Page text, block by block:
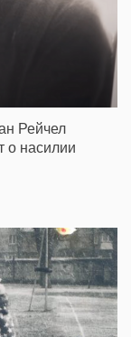
Рейчел
о насилии